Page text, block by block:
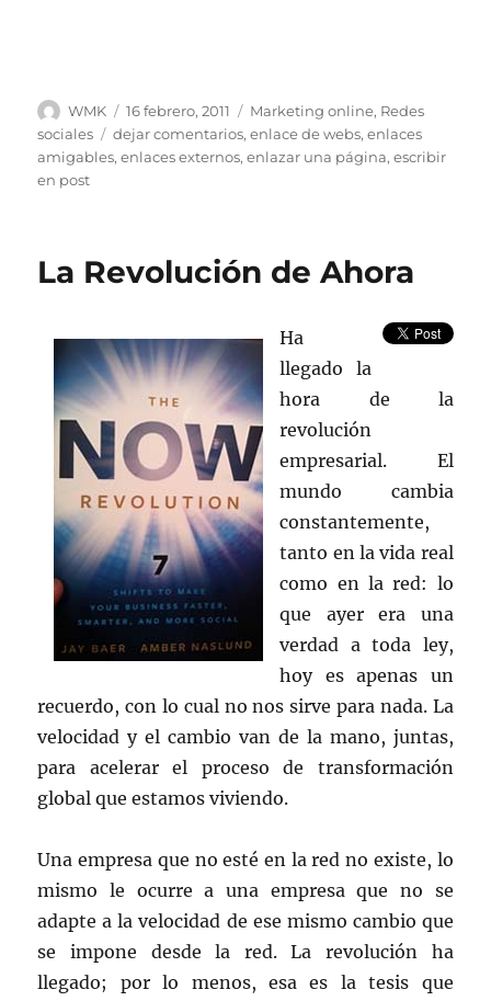
Autor
WMK
Publicado
el
16 febrero, 2011 Categorías
Marketing online, Redes
sociales
Etiquetas
dejar comentarios,enlace de webs,enlaces
amigables,enlaces externos,enlazar una página,escribir
en post
La Revolución de Ahora
Ha
llegado la
hora de la
revolución
empresarial. El
mundo cambia
constantemente,
tanto en la vida real
como en la red: lo
que ayer era una
verdad a toda ley,
hoy es apenas un
recuerdo, con lo cual no nos sirve para nada. La
velocidad y el cambio van de la mano, juntas,
para acelerar el proceso de transformación
global que estamos viviendo.
Una empresa que no esté en la red no existe, lo
mismo le ocurre a una empresa que no se
adapte a la velocidad de ese mismo cambio que
se impone desde la red. La revolución ha
llegado; por lo menos, esa es la tesis que